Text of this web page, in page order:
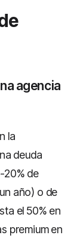
agencia
la
deuda
20% de
año) o de
el 50% en
premium en